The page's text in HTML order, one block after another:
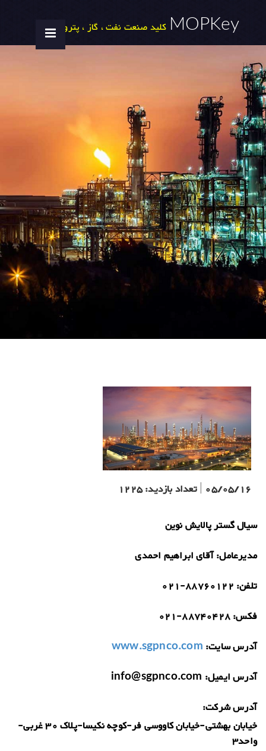
MOPKey کلید صنعت نفت ، گاز ، پتروشیمی
05/05/16
|تعداد بازدید:1225
سیال گستر پالایش نوین
مدیرعامل:آقای ابراهیم احمدی
تلفن: 021-88760122
فکس:021-88740428
آدرس سایت: www.sgpnco.com
آدرس ایمیل: info@sgpnco.com
آدرس شرکت:
خیابان بهشتی-خیابان کاووسی فر-کوچه نکیسا-پلاک 30 غربی-
واحد3